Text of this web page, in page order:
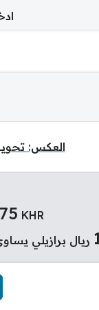
العكس:
KHR
ريال برازيلي